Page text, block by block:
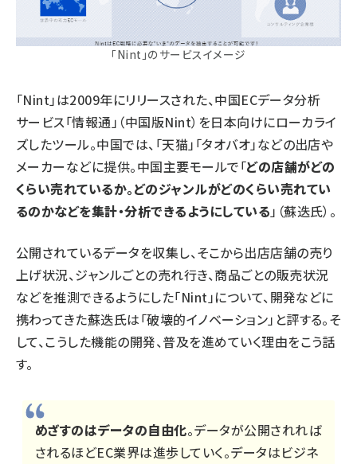
「Nint」のサービスイメージ
「Nint」は2009年にリリースされた、中国ECデータ分析
サービス「情報通」（中国版Nint）を日本向けにローカライ
ズしたツール。中国では、「天猫」「タオバオ」などの出店や
メーカーなどに提供。中国主要モールで「どの店舗がどの
くらい売れているか。どのジャンルがどのくらい売れてい
るのかなどを集計・分析できるようにしている」（蘇迭氏）。
公開されているデータを収集し、そこから出店店舗の売り
上げ状況、ジャンルごとの売れ行き、商品ごとの販売状況
などを推測できるようにした「Nint」について、開発などに
携わってきた蘇迭氏は「破壊的イノベーション」と評する。そ
して、こうした機能の開発、普及を進めていく理由をこう話
す。
めざすのはデータの自由化。データが公開されれば
されるほどEC業界は進歩していく。データはビジネ